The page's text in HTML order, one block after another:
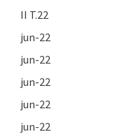
II T.22
jun-22
jun-22
jun-22
jun-22
jun-22